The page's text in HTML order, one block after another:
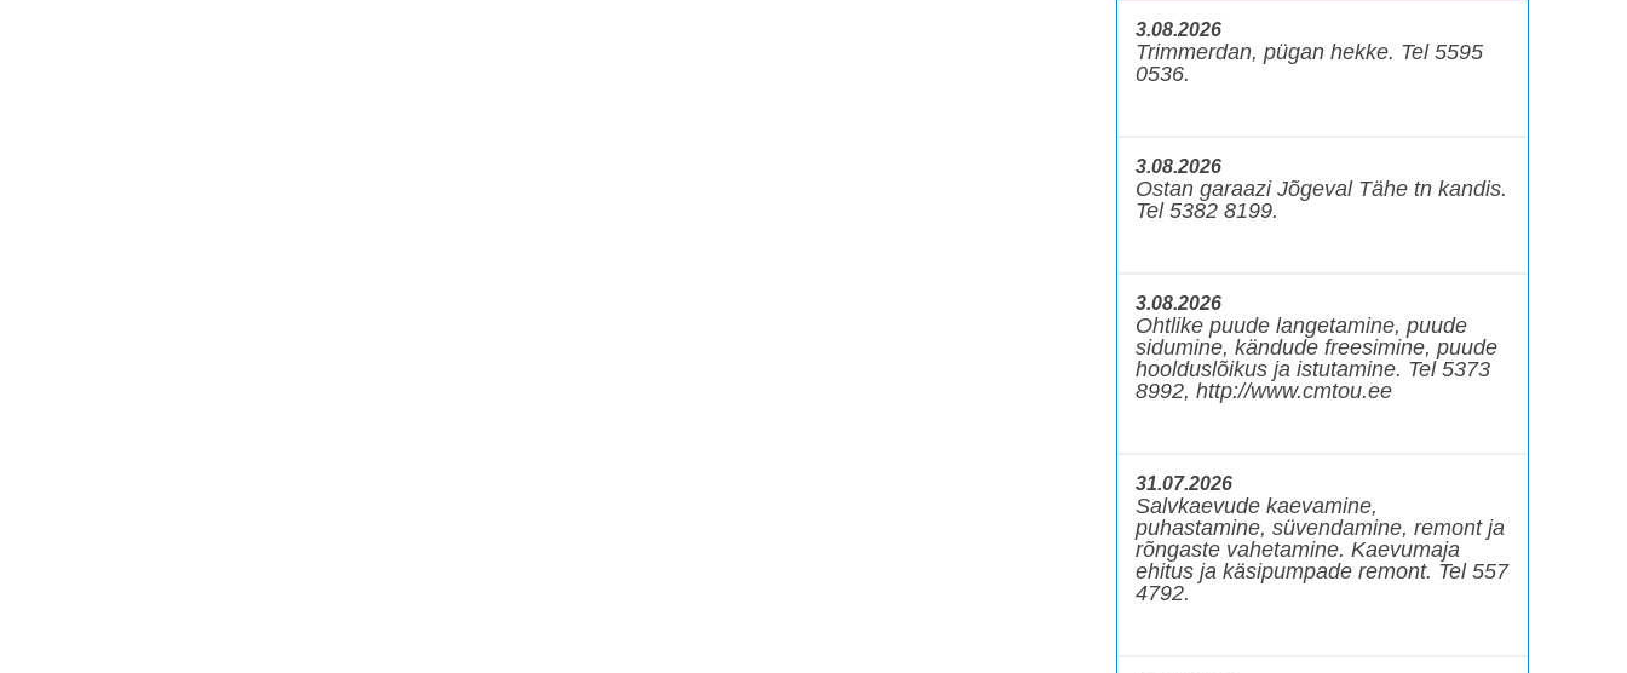
3.08.2026
Trimmerdan, pügan hekke. Tel 5595
0536.
3.08.2026
Ostan garaazi Jõgeval Tähe tn kandis.
Tel 5382 8199.
3.08.2026
Ohtlike puude langetamine, puude
sidumine, kändude freesimine, puude
hoolduslõikus ja istutamine. Tel 5373
8992, http://www.cmtou.ee
31.07.2026
Salvkaevude kaevamine,
puhastamine, süvendamine, remont ja
rõngaste vahetamine. Kaevumaja
ehitus ja käsipumpade remont. Tel 557
4792.